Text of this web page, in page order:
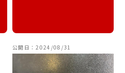
公開日：2024/08/31